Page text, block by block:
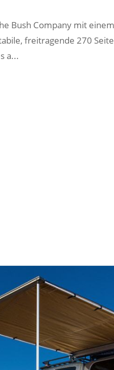
Bush Company mit einem
freitragende 270
a...